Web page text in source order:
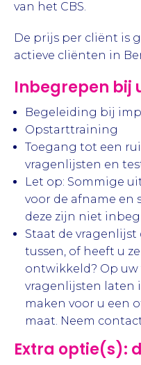
van het CBS.
De prijs per cliënt is
actieve cliënten in
Inbegrepen bij
Begeleiding bij
Opstarttraining
Toegang tot een
vragenlijsten en
Let op: Sommige
voor de afname en
deze zijn niet
Staat de
tussen, of heeft u
ontwikkeld? Op
vragenlijsten laten
maken voor u een
maat. Neem
Extra optie(s):